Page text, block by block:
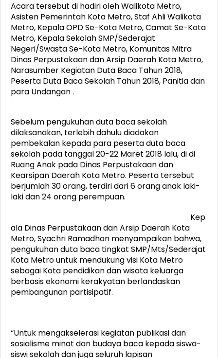
Acara tersebut di hadiri oleh Walikota Metro,
Asisten Pemerintah Kota Metro, Staf Ahli Walikota
Metro, Kepala OPD Se-Kota Metro, Camat Se-Kota
Metro, Kepala Sekolah SMP/Sederajat
Negeri/Swasta Se-Kota Metro, Komunitas Mitra
Dinas Perpustakaan dan Arsip Daerah Kota Metro,
Narasumber Kegiatan Duta Baca Tahun 2018,
Peserta Duta Baca Sekolah Tahun 2018, Panitia dan
para Undangan .
Sebelum pengukuhan duta baca sekolah
dilaksanakan, terlebih dahulu diadakan
pembekalan kepada para peserta duta baca
sekolah pada tanggal 20-22 Maret 2018 lalu, di di
Ruang Anak pada Dinas Perpustakaan dan
Kearsipan Daerah Kota Metro. Peserta tersebut
berjumlah 30 orang, terdiri dari 6 orang anak laki-
laki dan 24 orang perempuan.
Kep
ala Dinas Perpustakaan dan Arsip Daerah Kota
Metro, Syachri Ramadhan menyampaikan bahwa,
pengukuhan duta baca tingkat SMP/Mts/Sederajat
Kota Metro untuk mendukung visi Kota Metro
sebagai Kota pendidikan dan wisata keluarga
berbasis ekonomi kerakyatan berlandaskan
pembangunan partisipatif.
“Untuk mengakselerasi kegiatan publikasi dan
sosialisme minat dan budaya baca kepada siswa-
siswi sekolah dan juga seluruh lapisan